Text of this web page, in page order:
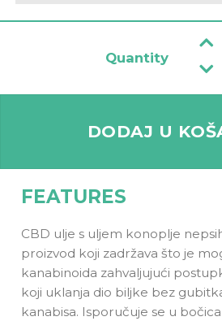
Quantity
DODAJ U
FEATURES
CBD ulje s uljem konoplje
proizvod koji zadržava što je
kanabinoida zahvaljujući
koji uklanja dio biljke bez
kanabisa. Isporučuje se u